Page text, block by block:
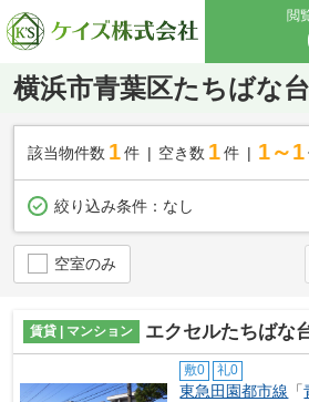
閲
横浜市青葉区たちばな
該当物件数 1件 空き数 1 件 1～1
絞り込み条件： なし
空室のみ
賃貸 | マンション エクセルたちばな
敷0 礼0
東急田園都市線 「